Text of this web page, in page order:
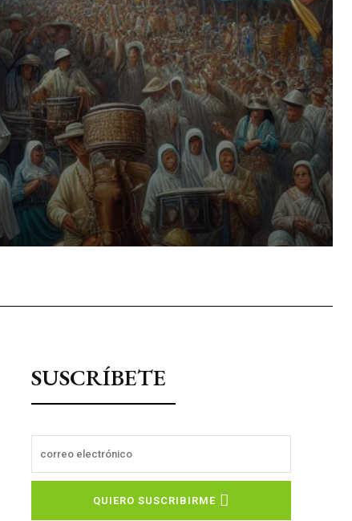
SUSCRÍBETE
QUIERO SUSCRIBIRME